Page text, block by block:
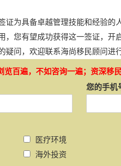
证为具备卓越管理技能和经验的
，您有望成功获得这一签证，开
疑问，欢迎联系海尚移民顾问进
百遍，不如咨询一遍；资深移
您的手机
医疗环境
海外投资